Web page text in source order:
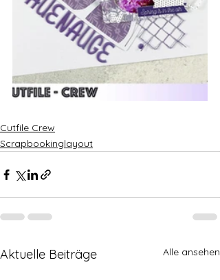
Cutfile Crew
Scrapbookinglayout
Aktuelle Beiträge Alle ansehen